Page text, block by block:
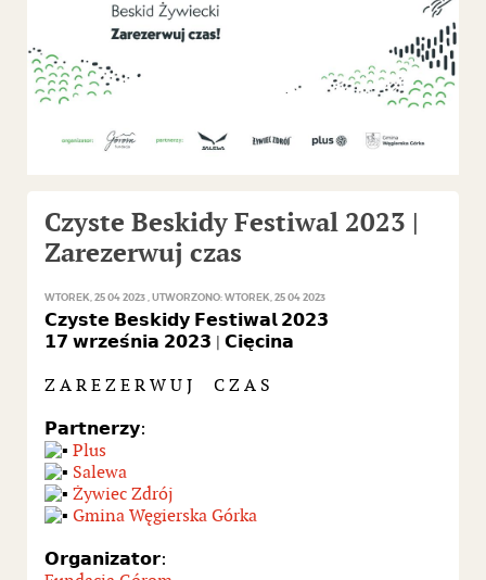
Czyste Beskidy Festiwal 2023 |
Zarezerwuj czas
WTOREK, 25 04 2023 UTWORZONO: WTOREK, 25 04 2023
𝗖𝘇𝘆𝘀𝘁𝗲 𝗕𝗲𝘀𝗸𝗶𝗱𝘆 𝗙𝗲𝘀𝘁𝗶𝘄𝗮𝗹 𝟮𝟬𝟮𝟯
𝟭𝟳 𝘄𝗿𝘇𝗲𝘀́𝗻𝗶𝗮 𝟮𝟬𝟮𝟯 | 𝗖𝗶𝗲̨𝗰𝗶𝗻𝗮
Z A R E Z E R W U J C Z A S
𝗣𝗮𝗿𝘁𝗻𝗲𝗿𝘇𝘆:
Plus
Salewa
Żywiec Zdrój
Gmina Węgierska Górka
𝗢𝗿𝗴𝗮𝗻𝗶𝘇𝗮𝘁𝗼𝗿: